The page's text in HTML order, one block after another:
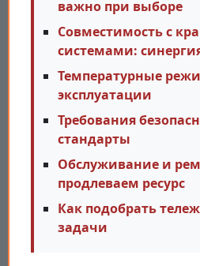
важно при выборе
Совместимость с
системами:
Температурные
эксплуатации
Требования
стандарты
Обслуживание и
продлеваем ресурс
Как подобрать
задачи